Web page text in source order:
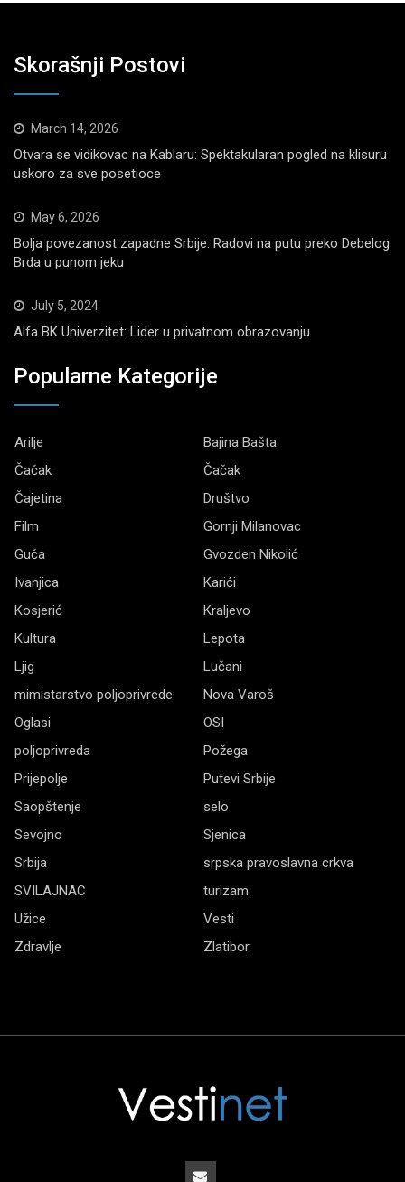
Skorašnji Postovi
March 14, 2026
Otvara se vidikovac na Kablaru: Spektakularan pogled na klisuru
uskoro za sve posetioce
May 6, 2026
Bolja povezanost zapadne Srbije: Radovi na putu preko Debelog
Brda u punom jeku
July 5, 2024
Alfa BK Univerzitet: Lider u privatnom obrazovanju
Popularne Kategorije
Arilje
Bajina Bašta
Čačak
Čačak
Čajetina
Društvo
Film
Gornji Milanovac
Guča
Gvozden Nikolić
Ivanjica
Karići
Kosjerić
Kraljevo
Kultura
Lepota
Ljig
Lučani
mimistarstvo poljoprivrede
Nova Varoš
Oglasi
OSI
poljoprivreda
Požega
Prijepolje
Putevi Srbije
Saopštenje
selo
Sevojno
Sjenica
Srbija
srpska pravoslavna crkva
SVILAJNAC
turizam
Užice
Vesti
Zdravlje
Zlatibor